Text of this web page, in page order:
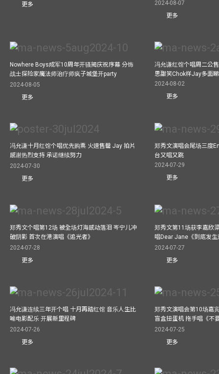
更多
2024-08-07
更多
Nowhere Boys成军10周年开骚揭庆祝序幕 分饰
战士探险家魔法师治疗师疯子城堡开party
2024-08-05
更多
冯允谦红馆个唱周二公
思甜笑Chok样Jay多面睇
2024-08-02
更多
冯允谦十月红馆个唱优先购票 火速售罄 Jay 拍片
感谢热烈支持 承诺继续努力
2024-07-30
更多
郑秀文演唱会尾场三度
台又唱又跳
2024-07-29
更多
郑秀文个唱第12场 被全场灯海感动落泪 岑宁儿冲
破阴影 首次在港演唱《追光者》
2024-07-28
更多
郑秀文第11场获李嘉欣
唱Dear Jane《到底发
2024-07-27
更多
冯允谦连续三年开个唱 十月再踏红馆 音乐人生比
喻电影配乐 开展新里程碑
2024-07-26
更多
郑秀文演唱会第10场嘉
盲盒扭蛋机 拖手唱《不
2024-07-25
更多